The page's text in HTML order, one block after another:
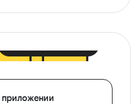
приложении